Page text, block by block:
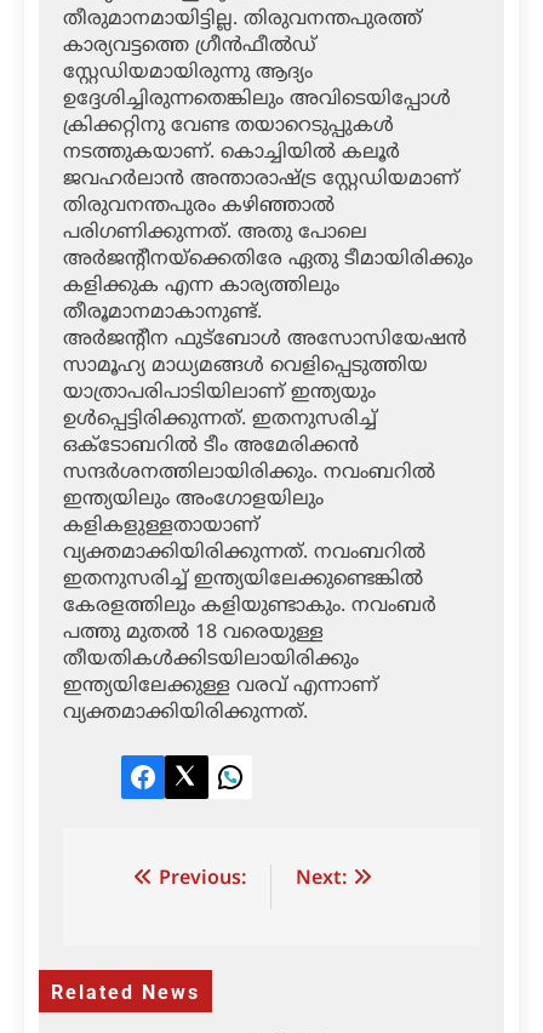
തീരുമാനമായിട്ടില്ല. തിരുവനന്തപുരത്ത്
കാര്യവട്ടത്തെ ഗ്രീന്‍ഫീല്‍ഡ്
സ്റ്റേഡിയമായിരുന്നു ആദ്യം
ഉദ്ദേശിച്ചിരുന്നതെങ്കിലും അവിടെയിപ്പോള്‍
ക്രിക്കറ്റിനു വേണ്ട തയാറെടുപ്പുകള്‍
നടത്തുകയാണ്. കൊച്ചിയില്‍ കലൂര്‍
ജവഹര്‍ലാന്‍ അന്താരാഷ്ട്ര സ്റ്റേഡിയമാണ്
തിരുവനന്തപുരം കഴിഞ്ഞാല്‍
പരിഗണിക്കുന്നത്. അതു പോലെ
അര്‍ജന്റീനയ്‌ക്കെതിരേ ഏതു ടീമായിരിക്കും
കളിക്കുക എന്ന കാര്യത്തിലും
തീരൂമാനമാകാനുണ്ട്.
അര്‍ജന്റീന ഫുട്‌ബോള്‍ അസോസിയേഷന്‍
സാമൂഹ്യ മാധ്യമങ്ങള്‍ വെളിപ്പെടുത്തിയ
യാത്രാപരിപാടിയിലാണ് ഇന്ത്യയും
ഉള്‍പ്പെട്ടിരിക്കുന്നത്. ഇതനുസരിച്ച്
ഒക്ടോബറില്‍ ടീം അമേരിക്കന്‍
സന്ദര്‍ശനത്തിലായിരിക്കും. നവംബറില്‍
ഇന്ത്യയിലും അംഗോളയിലും
കളികളുള്ളതായാണ്
വ്യക്തമാക്കിയിരിക്കുന്നത്. നവംബറില്‍
ഇതനുസരിച്ച് ഇന്ത്യയിലേക്കുണ്ടെങ്കില്‍
കേരളത്തിലും കളിയുണ്ടാകും. നവംബര്‍
പത്തു മുതല്‍ 18 വരെയുള്ള
തീയതികള്‍ക്കിടയിലായിരിക്കും
ഇന്ത്യയിലേക്കുള്ള വരവ് എന്നാണ്
വ്യക്തമാക്കിയിരിക്കുന്നത്.
Facebook
TwitterLinkedIn
Post Previous: Next:
Related News